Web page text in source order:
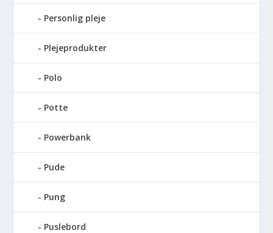
Personlig pleje
Plejeprodukter
Polo
Potte
Powerbank
Pude
Pung
Puslebord